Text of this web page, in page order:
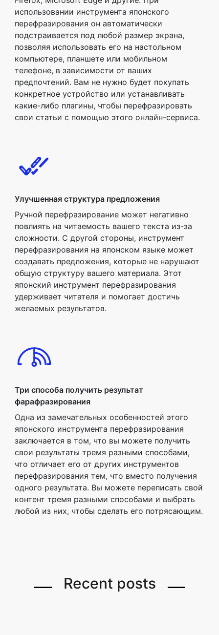
использовании инструмента японского
перефразирования он автоматически
подстраивается под любой размер экрана,
позволяя использовать его на настольном
компьютере, планшете или мобильном
телефоне, в зависимости от ваших
предпочтений. Вам не нужно будет покупать
конкретное устройство или устанавливать
какие-либо плагины, чтобы перефразировать
свои статьи с помощью этого онлайн-сервиса.
Улучшенная структура предложения
Ручной перефразирование может негативно
повлиять на читаемость вашего текста из-за
сложности. С другой стороны, инструмент
перефразирования на японском языке может
создавать предложения, которые не нарушают
общую структуру вашего материала. Этот
японский инструмент перефразирования
удерживает читателя и помогает достичь
желаемых результатов.
Три способа получить результат
фарафразирования
Одна из замечательных особенностей этого
японского инструмента перефразирования
заключается в том, что вы можете получить
свои результаты тремя разными способами,
что отличает его от других инструментов
перефразирования тем, что вместо получения
одного результата. Вы можете переписать свой
контент тремя разными способами и выбрать
любой из них, чтобы сделать его потрясающим.
Recent posts